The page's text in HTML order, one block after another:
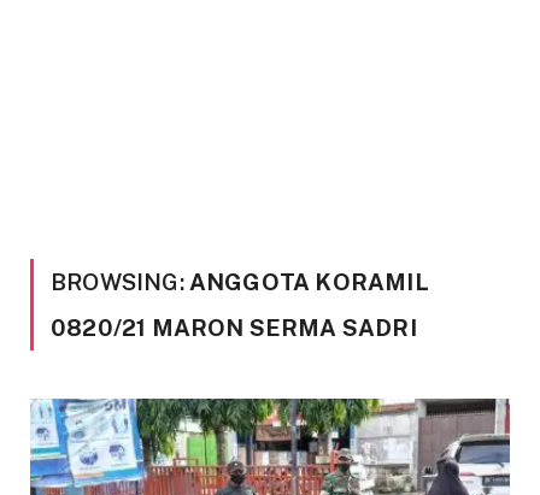
BROWSING: ANGGOTA KORAMIL
0820/21 MARON SERMA SADRI